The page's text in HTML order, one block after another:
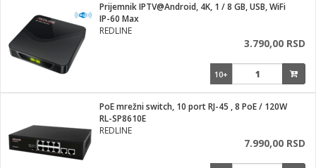
Prijemnik IPTV@Android, 4K, 1 / 8 GB, USB, WiFi
IP-60 Max
REDLINE
3.790,00 RSD
10+
PoE mrežni switch, 10 port RJ-45 , 8 PoE / 120W
RL-SP8610E
REDLINE
7.990,00 RSD